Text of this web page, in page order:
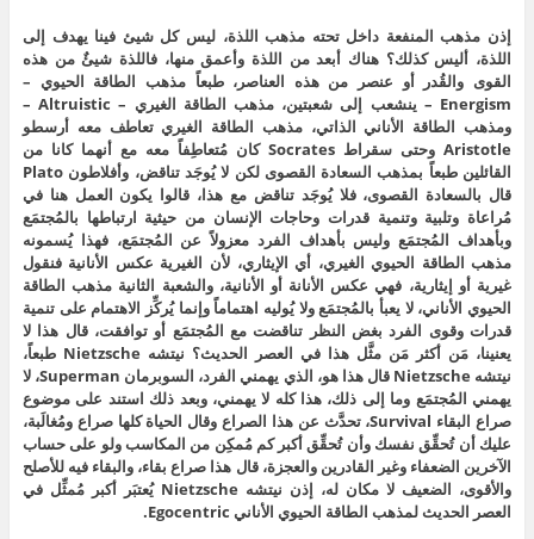
إذن مذهب المنفعة داخل تحته مذهب اللذة، ليس كل شيئ فينا يهدف إلى
اللذة، أليس كذلك؟ هناك أبعد من اللذة وأعمق منها، فاللذة شيئٌ من هذه
القوى والقُدر أو عنصر من هذه العناصر، طبعاً مذهب الطاقة الحيوي –
Energism – ينشعب إلى شعبتين، مذهب الطاقة الغيري – Altruistic –
ومذهب الطاقة الأناني الذاتي، مذهب الطاقة الغيري تعاطف معه أرسطو
Aristotle وحتى سقراط Socrates كان مُتعاطِفاً معه مع أنهما كانا من
القائلين طبعاً بمذهب السعادة القصوى لكن لا يُوجَد تناقض، وأفلاطون Plato
قال بالسعادة القصوى، فلا يُوجَد تناقض مع هذا، قالوا يكون العمل هنا في
مُراعاة وتلبية وتنمية قدرات وحاجات الإنسان من حيثية ارتباطها بالمُجتمَع
وبأهداف المُجتمَع وليس بأهداف الفرد معزولاً عن المُجتمَع، فهذا يُسمونه
مذهب الطاقة الحيوي الغيري، أي الإيثاري، لأن الغيرية عكس الأنانية فنقول
غيرية أو إيثارية، فهي عكس الأنانة أو الأنانية، والشعبة الثانية مذهب الطاقة
الحيوي الأناني، لا يعبأ بالمُجتمَع ولا يُوليه اهتماماً وإنما يُركِّز الاهتمام على تنمية
قدرات وقوى الفرد بغض النظر تناقضت مع المُجتمَع أو توافقت، قال هذا لا
يعنينا، مَن أكثر مَن مثَّل هذا في العصر الحديث؟ نيتشه Nietzsche طبعاً،
نيتشه Nietzsche قال هذا هو، الذي يهمني الفرد، السوبرمان Superman، لا
يهمني المُجتمَع وما إلى ذلك، هذا كله لا يهمني، وبعد ذلك استند على موضوع
صراع البقاء Survival، تحدَّث عن هذا الصراع وقال الحياة كلها صراع ومُغالَبة،
عليك أن تُحقِّق نفسك وأن تُحقِّق أكبر كم مُمكِن من المكاسب ولو على حساب
الآخرين الضعفاء وغير القادرين والعجزة، قال هذا صراع بقاء، والبقاء فيه للأصلح
والأقوى، الضعيف لا مكان له، إذن نيتشه Nietzsche يُعتبَر أكبر مُمثِّل في
العصر الحديث لمذهب الطاقة الحيوي الأناني Egocentric.